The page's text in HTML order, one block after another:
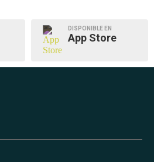
DISPONIBLE EN
App Store